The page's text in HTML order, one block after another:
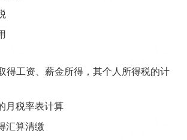
得工资、薪金所得，其个人所得税的计
月税率表计算
汇算清缴